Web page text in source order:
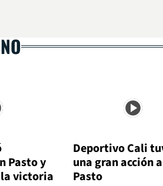
Pasto y
la victoria
Deportivo Cali
una gran acción
Pasto